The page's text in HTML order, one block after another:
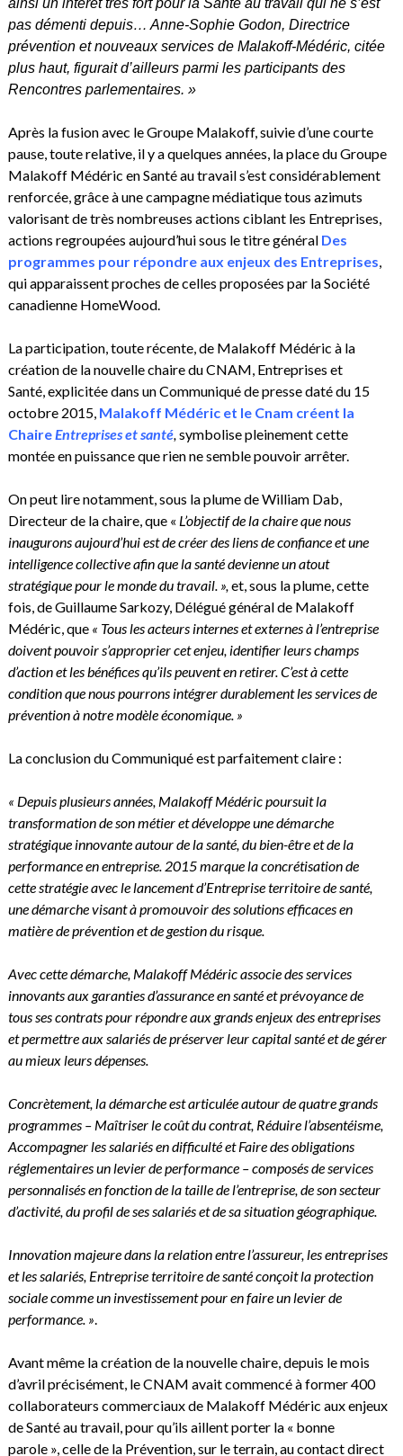
pas démenti depuis… Anne-Sophie Godon, Directrice
prévention et nouveaux services de Malakoff-Médéric, citée
plus haut, figurait d’ailleurs parmi les participants des
Rencontres parlementaires. »
Après la fusion avec le Groupe Malakoff, suivie d’une courte
pause, toute relative, il y a quelques années, la place du Groupe
Malakoff Médéric en Santé au travail s’est considérablement
renforcée, grâce à une campagne médiatique tous azimuts
valorisant de très nombreuses actions ciblant les Entreprises,
actions regroupées aujourd’hui sous le titre général Des
programmes pour répondre aux enjeux des Entreprises
qui apparaissent proches de celles proposées par la Société
canadienne HomeWood.
La participation, toute récente, de Malakoff Médéric à la
création de la nouvelle chaire du CNAM, Entreprises et
Santé, explicitée dans un Communiqué de presse daté du 15
octobre 2015, Malakoff Médéric et le Cnam créent la
ChaireEntreprises et santé, symbolise pleinement cette
montée en puissance que rien ne semble pouvoir arrêter.
On peut lire notamment, sous la plume de William Dab,
Directeur de la chaire, que « L’objectif de la chaire que nous
inaugurons aujourd’hui est de créer des liens de confiance et une
intelligence collective afin que la santé devienne un atout
stratégique pour le monde du travail. », et, sous la plume, cette
fois, de Guillaume Sarkozy, Délégué général de Malakoff
Médéric, que« Tous les acteurs internes et externes à l’entreprise
doivent pouvoir s’approprier cet enjeu, identifier leurs champs
d’action et les bénéfices qu’ils peuvent en retirer. C’est à cette
condition que nous pourrons intégrer durablement les services de
prévention à notre modèle économique. »
La conclusion du Communiqué est parfaitement claire :
« Depuis plusieurs années, Malakoff Médéric poursuit la
transformation de son métier et développe une démarche
stratégique innovante autour de la santé, du bien-être et de la
performance en entreprise. 2015 marque la concrétisation de
cette stratégie avec le lancement d’Entreprise territoire de santé,
une démarche visant à promouvoir des solutions efficaces en
matière de prévention et de gestion du risque.
Avec cette démarche, Malakoff Médéric associe des services
innovants aux garanties d’assurance en santé et prévoyance de
tous ses contrats pour répondre aux grands enjeux des entreprises
et permettre aux salariés de préserver leur capital santé et de gérer
au mieux leurs dépenses.
Concrètement, la démarche est articulée autour de quatre grands
programmes – Maîtriser le coût du contrat, Réduire l’absentéisme,
Accompagner les salariés en difficulté et Faire des obligations
réglementaires un levier de performance – composés de services
personnalisés en fonction de la taille de l’entreprise, de son secteur
d’activité, du profil de ses salariés et de sa situation géographique.
Innovation majeure dans la relation entre l’assureur, les entreprises
et les salariés, Entreprise territoire de santé conçoit la protection
sociale comme un investissement pour en faire un levier de
performance. »
Avant même la création de la nouvelle chaire, depuis le mois
d’avril précisément, le CNAM avait commencé à former 400
collaborateurs commerciaux de Malakoff Médéric aux enjeux
de Santé au travail, pour qu’ils aillent porter la « bonne
parole », celle de la Prévention, sur le terrain, au contact direct